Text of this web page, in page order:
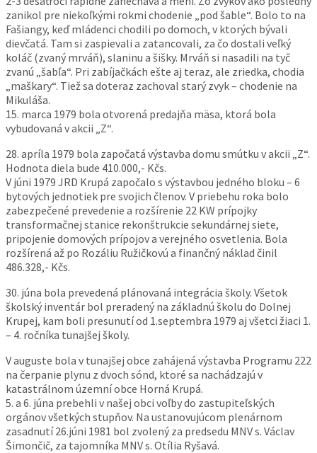
zanikol pre niekoľkými rokmi chodenie „pod šable“. Bolo to na
Fašiangy, keď mládenci chodili po domoch, v ktorých bývali
dievčatá. Tam si zaspievali a zatancovali, za čo dostali veľký
koláč (zvaný mrváň), slaninu a šišky. Mrváň si nasadili na tyč
zvanú „šabľa“. Pri zabíjačkách ešte aj teraz, ale zriedka, chodia
„maškary“. Tiež sa doteraz zachoval starý zvyk – chodenie na
Mikuláša.
15. marca 1979 bola otvorená predajňa mäsa, ktorá bola
vybudovaná v akcii „Z“.
28. apríla 1979 bola započatá výstavba domu smútku v akcii „Z“.
Hodnota diela bude 410.000,- Kčs.
V júni 1979 JRD Krupá započalo s výstavbou jedného bloku – 6
bytových jednotiek pre svojich členov. V priebehu roka bolo
zabezpečené prevedenie a rozšírenie 22 KW prípojky
transformačnej stanice rekonštrukcie sekundárnej siete,
pripojenie domových prípojov a verejného osvetlenia. Bola
rozšírená až po Rozáliu Ružičkovú a finančný náklad činil
486.328,- Kčs.
30. júna bola prevedená plánovaná integrácia školy. Všetok
školský inventár bol preradený na základnú školu do Dolnej
Krupej, kam boli presunutí od 1.septembra 1979 aj všetci žiaci 1.
– 4. ročníka tunajšej školy.
V auguste bola v tunajšej obce zahájená výstavba Programu 222
na čerpanie plynu z dvoch sónd, ktoré sa nachádzajú v
katastrálnom územní obce Horná Krupá.
5. a 6. júna prebehli v našej obci voľby do zastupiteľských
orgánov všetkých stupňov. Na ustanovujúcom plenárnom
zasadnutí 26.júni 1981 bol zvolený za predsedu MNV s. Václav
Šimončič, za tajomníka MNV s. Otília Ryšavá.